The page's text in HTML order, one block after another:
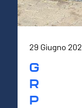
29 Giugno
G
R
P